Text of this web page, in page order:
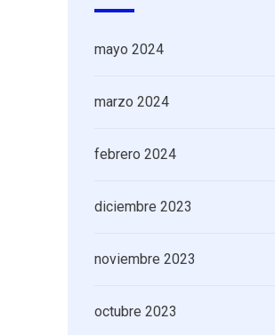
mayo 2024
marzo 2024
febrero 2024
diciembre 2023
noviembre 2023
octubre 2023